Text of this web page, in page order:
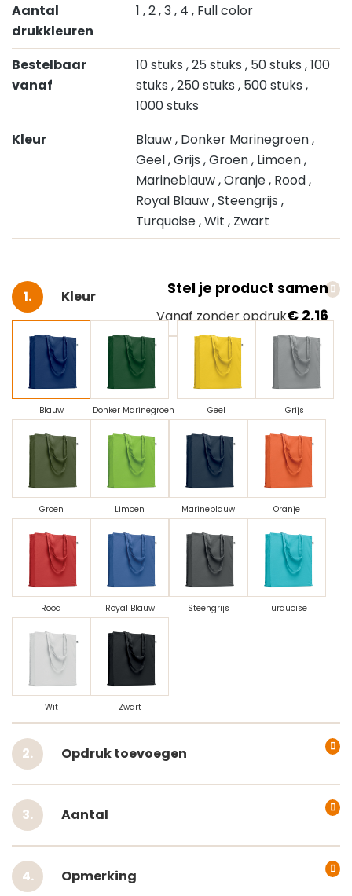
Aantal
drukkleuren
1 , 2, 3, 4 , Full color
Bestelbaar
vanaf
10 stuks , 25 stuks , 50 stuks , 100
stuks , 250 stuks , 500 stuks ,
1000 stuks
Kleur
Blauw, Donker Marinegroen,
Geel, Grijs , Groen, Limoen,
Marineblauw, Oranje, Rood,
Royal Blauw, Steengrijs ,
Turquoise, Wit , Zwart
Stel je product samen
Vanaf zonder opdruk€ 2,16
Selecteer
Kleur
Blauw Donker Marinegroen Geel Grijs
Groen Limoen Marineblauw Oranje
Rood Royal Blauw Steengrijs Turquoise
Wit Zwart
Opdruk toevoegen
Aantal
Opmerking